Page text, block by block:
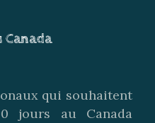
Canada
qui souhaitent
jours au Canada